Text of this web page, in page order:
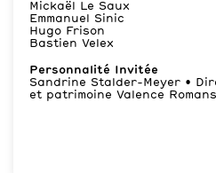
Mickaël Le Saux
Emmanuel Sinic
Hugo Frison
Bastien Velex
Personnalité Invitée
Sandrine Stalder-Meyer •
et patrimoine Valence